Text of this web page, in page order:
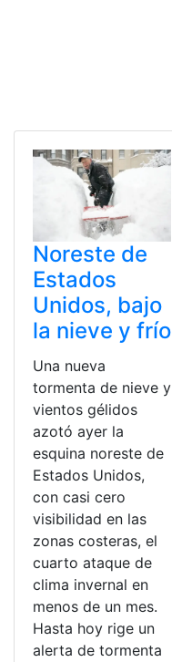
Noreste de
Estados
Unidos, bajo
la nieve y frío
Una nueva
tormenta de nieve y
vientos gélidos
azotó ayer la
esquina noreste de
Estados Unidos,
con casi cero
visibilidad en las
zonas costeras, el
cuarto ataque de
clima invernal en
menos de un mes.
Hasta hoy rige un
alerta de tormenta